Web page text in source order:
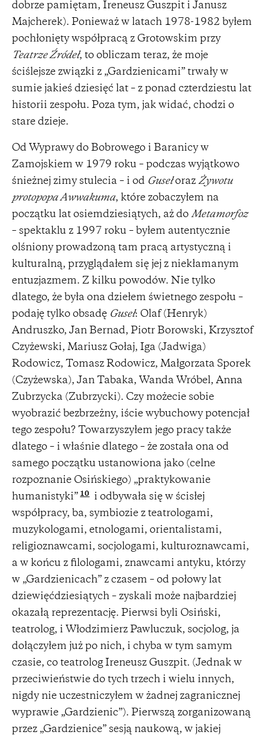
dobrze pamiętam, Ireneusz Guszpit i Janusz
Majcherek). Ponieważ w latach 1978-1982 byłem
pochłonięty współpracą z Grotowskim przy
Teatrze Źródeł, to obliczam teraz, że moje
ściślejsze związki z „Gardzienicami” trwały w
sumie jakieś dziesięć lat – z ponad czterdziestu lat
historii zespołu. Poza tym, jak widać, chodzi o
stare dzieje.
Od Wyprawy do Bobrowego i Baranicy w
Zamojskiem w 1979 roku – podczas wyjątkowo
śnieżnej zimy stulecia – i od Gusełoraz Żywotu
protopopa Awwakuma, które zobaczyłem na
początku lat osiemdziesiątych, aż do Metamorfoz
– spektaklu z 1997 roku – byłem autentycznie
olśniony prowadzoną tam pracą artystyczną i
kulturalną, przyglądałem się jej z niekłamanym
entuzjazmem. Z kilku powodów. Nie tylko
dlatego, że była ona dziełem świetnego zespołu –
podaję tylko obsadę Guseł: Olaf (Henryk)
Andruszko, Jan Bernad, Piotr Borowski, Krzysztof
Czyżewski, Mariusz Gołaj, Iga (Jadwiga)
Rodowicz, Tomasz Rodowicz, Małgorzata Sporek
(Czyżewska), Jan Tabaka, Wanda Wróbel, Anna
Zubrzycka (Zubrzycki). Czy możecie sobie
wyobrazić bezbrzeżny, iście wybuchowy potencjał
tego zespołu? Towarzyszyłem jego pracy także
dlatego – i właśnie dlatego – że została ona od
samego początku ustanowiona jako (celne
rozpoznanie Osińskiego) „praktykowanie
humanistyki” 10
i odbywała się w ścisłej
współpracy, ba, symbiozie z teatrologami,
muzykologami, etnologami, orientalistami,
religioznawcami, socjologami, kulturoznawcami,
a w końcu z filologami, znawcami antyku, którzy
w „Gardzienicach” z czasem – od połowy lat
dziewięćdziesiątych – zyskali może najbardziej
okazałą reprezentację. Pierwsi byli Osiński,
teatrolog, i Włodzimierz Pawluczuk, socjolog, ja
dołączyłem już po nich, i chyba w tym samym
czasie, co teatrolog Ireneusz Guszpit. (Jednak w
przeciwieństwie do tych trzech i wielu innych,
nigdy nie uczestniczyłem w żadnej zagranicznej
wyprawie „Gardzienic”). Pierwszą zorganizowaną
przez „Gardzienice” sesją naukową, w jakiej